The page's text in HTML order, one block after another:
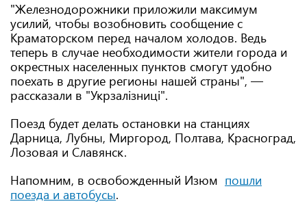
"Железнодорожники приложили максимум
усилий, чтобы возобновить сообщение с
Краматорском перед началом холодов. Ведь
теперь в случае необходимости жители города и
окрестных населенных пунктов смогут удобно
поехать в другие регионы нашей страны", —
рассказали в "Укрзалізниці".
Поезд будет делать остановки на станциях
Дарница, Лубны, Миргород, Полтава, Красноград,
Лозовая и Славянск.
Напомним, в освобожденный Изюм пошли
поезда и автобусы.